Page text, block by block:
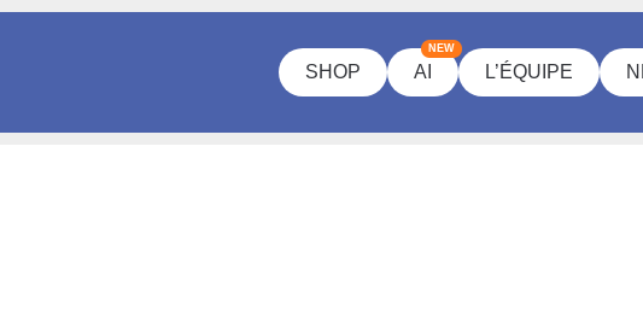
SHOP AI
NEW
L’ÉQUIPE